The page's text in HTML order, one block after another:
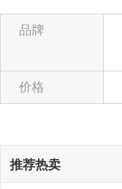
品牌
价格
推荐热卖